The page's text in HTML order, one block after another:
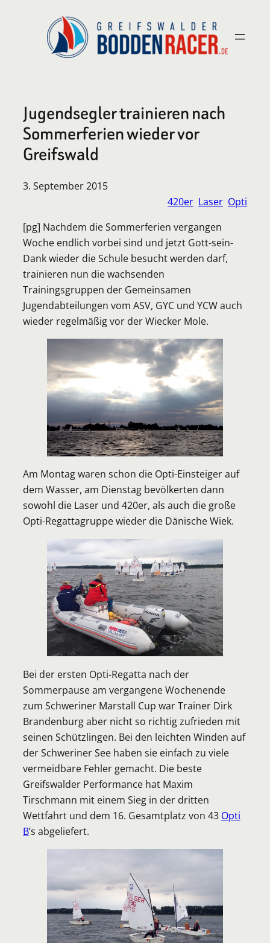
Jugendsegler trainieren nach
Sommerferien wieder vor
Greifswald
3. September 2015
420er Laser Opti
[pg] Nachdem die Sommerferien vergangen
Woche endlich vorbei sind und jetzt Gott-sein-
Dank wieder die Schule besucht werden darf,
trainieren nun die wachsenden
Trainingsgruppen der Gemeinsamen
Jugendabteilungen vom ASV, GYC und YCW auch
wieder regelmäßig vor der Wiecker Mole.
Am Montag waren schon die Opti-Einsteiger auf
dem Wasser, am Dienstag bevölkerten dann
sowohl die Laser und 420er, als auch die große
Opti-Regattagruppe wieder die Dänische Wiek.
Bei der ersten Opti-Regatta nach der
Sommerpause am vergangene Wochenende
zum Schweriner Marstall Cup war Trainer Dirk
Brandenburg aber nicht so richtig zufrieden mit
seinen Schützlingen. Bei den leichten Winden auf
der Schweriner See haben sie einfach zu viele
vermeidbare Fehler gemacht. Die beste
Greifswalder Performance hat Maxim
Tirschmann mit einem Sieg in der dritten
Wettfahrt und dem 16. Gesamtplatz von 43 Opti
B’s abgeliefert.